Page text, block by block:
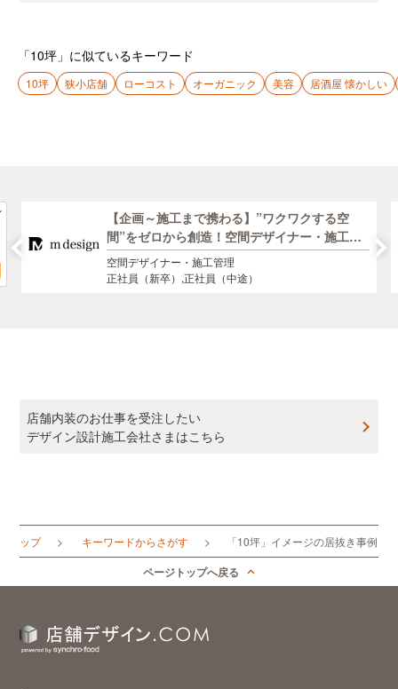
「10坪」に似ているキーワード
10坪 狭小店舗 ローコスト オーガニック 美容 居酒屋 懐かしい
【企画～施工まで携わる】”ワクワクする空
間”をゼロから創造！空間デザイナー・施工監
理募集（新卒・中途）
空間デザイナー・施工管理
正社員（新卒）,正社員（中途）
店舗内装のお仕事を受注したい
デザイン設計施工会社さまはこちら
トップ キーワードからさがす 「10坪」イメージの居抜き事例
ページトップへ戻る